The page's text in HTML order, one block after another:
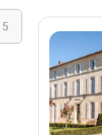
5